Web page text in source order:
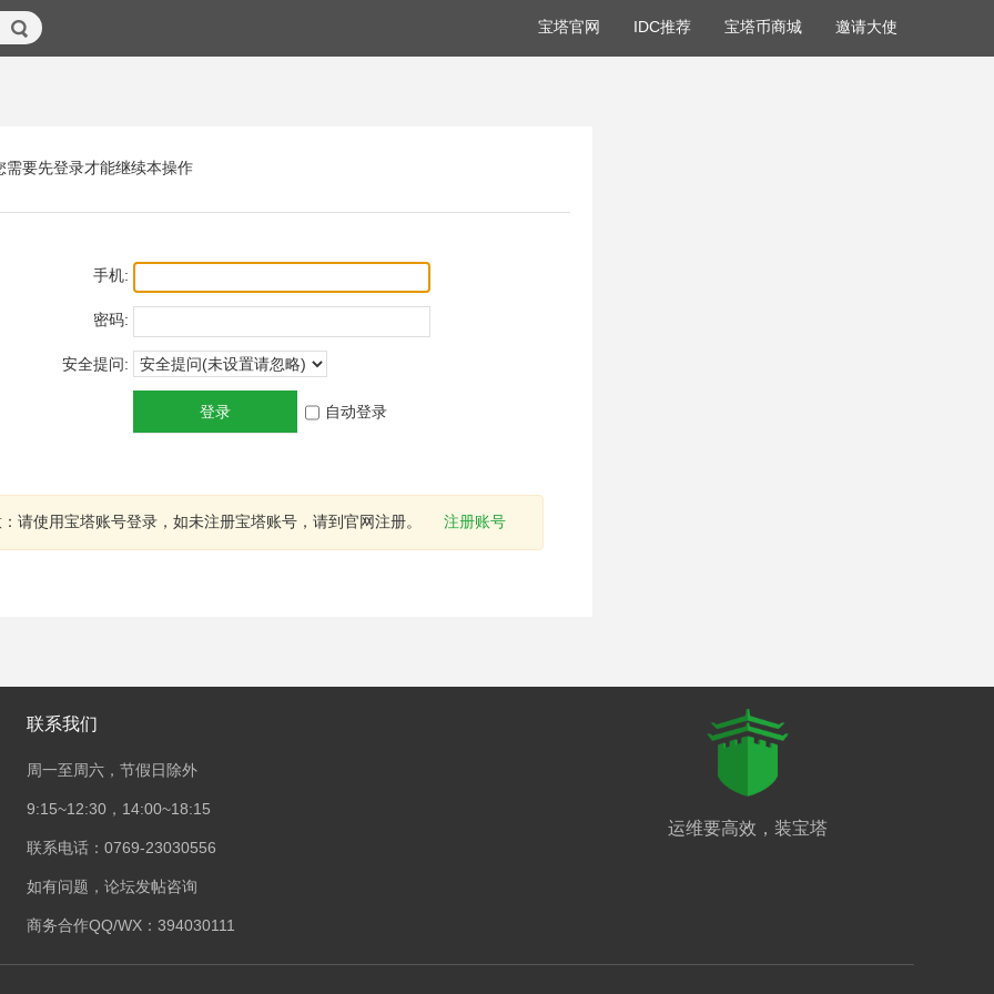
宝塔官网 IDC推荐 宝塔币商城 邀请大使
需要先登录才能继续本操作
手机:
密码:
安全提问:
登录 自动登录
请使用宝塔账号登录，如未注册宝塔账号，请到官网注册。 注册账号
联系我们
周一至周六，节假日除外
9:15~12:30，14:00~18:15
联系电话：0769-23030556
如有问题，论坛发帖咨询
商务合作QQ/WX：394030111
运维要高效，装宝塔